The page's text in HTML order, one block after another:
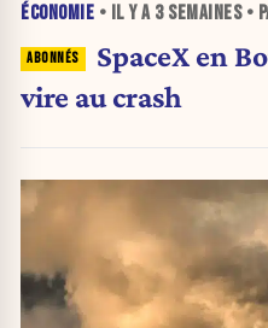
ÉCONOMIE • IL Y A 3 SEMAINES•
SpaceX en
vire au crash